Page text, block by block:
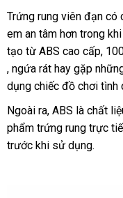
Trứng rung viên đạn có
em an tâm hơn trong
tạo từ ABS cao cấp
khẩu
,
phân
phối
, ngứa rát hay gặp lắp
đặt
dụng chiếc đồ chơi tình
Ngoài ranước
ngoài
, ABS là chất
phẩm trứng rung trực
trước khi sử dụng.